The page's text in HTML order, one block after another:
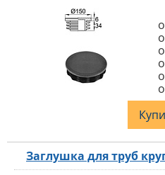
Заглушка для труб